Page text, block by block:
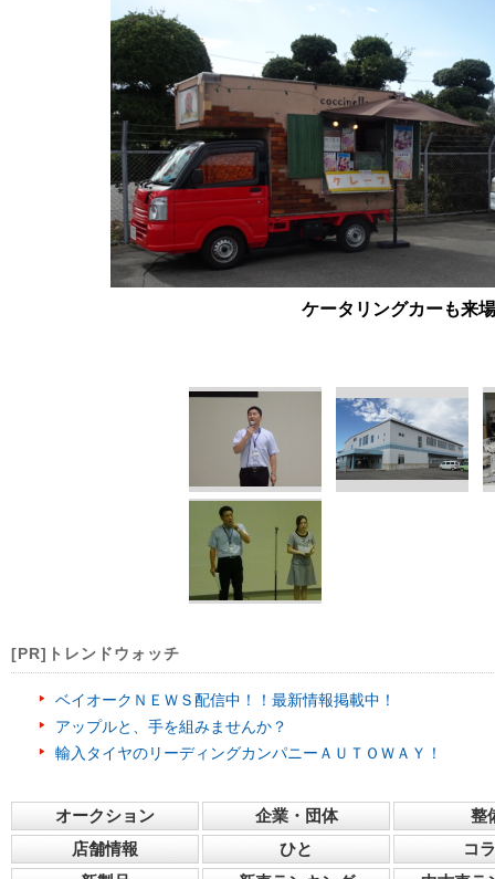
ケータリングカーも来場
[PR]トレンドウォッチ
ベイオークＮＥＷＳ配信中！！最新情報掲載中！
アップルと、手を組みませんか？
輸入タイヤのリーディングカンパニーＡＵＴＯＷＡＹ！
オークション 企業・団体
整
店舗情報
ひと
コ